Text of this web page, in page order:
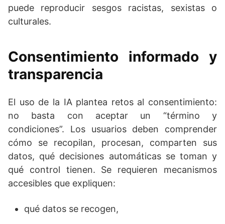
puede reproducir sesgos racistas, sexistas o
culturales.
Consentimiento informado y
transparencia
El uso de la IA plantea retos al consentimiento:
no basta con aceptar un “término y
condiciones”. Los usuarios deben comprender
cómo se recopilan, procesan, comparten sus
datos, qué decisiones automáticas se toman y
qué control tienen. Se requieren mecanismos
accesibles que expliquen:
qué datos se recogen,